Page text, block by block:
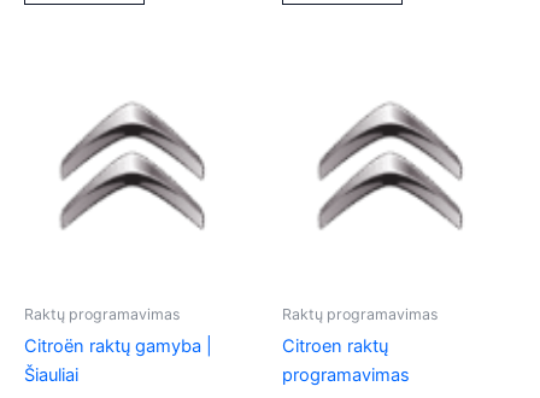
Raktų programavimas
Citroën raktų gamyba |
Šiauliai
Raktų programavimas
Citroen raktų
programavimas